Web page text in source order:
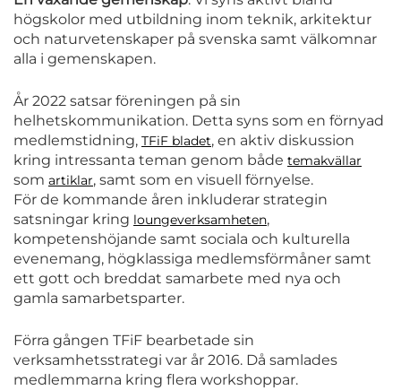
högskolor med utbildning inom teknik, arkitektur
och naturvetenskaper på svenska samt välkomnar
alla i gemenskapen.
År 2022 satsar föreningen på sin
helhetskommunikation. Detta syns som en förnyad
medlemstidning, TFiF bladet, en aktiv diskussion
kring intressanta teman genom både temakvällar
som artiklar, samt som en visuell förnyelse.
För de kommande åren inkluderar strategin
satsningar kring loungeverksamheten,
kompetenshöjande samt sociala och kulturella
evenemang, högklassiga medlemsförmåner samt
ett gott och breddat samarbete med nya och
gamla samarbetsparter.
Förra gången TFiF bearbetade sin
verksamhetsstrategi var år 2016. Då samlades
medlemmarna kring flera workshoppar.